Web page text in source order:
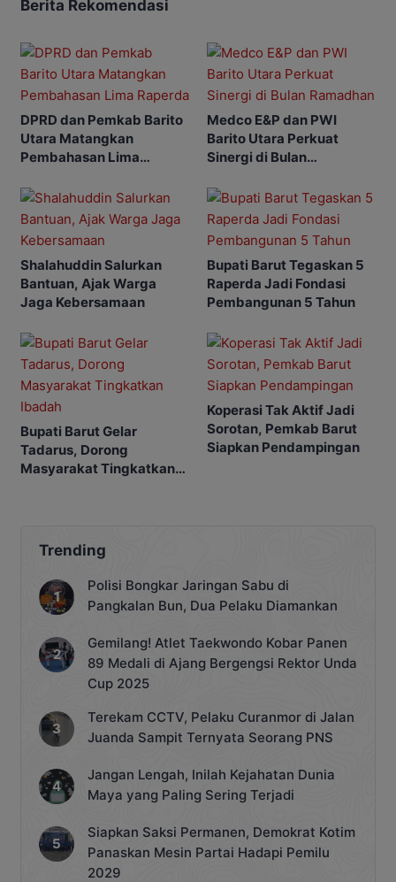
Berita Rekomendasi
DPRD dan Pemkab Barito
Utara Matangkan
Pembahasan Lima
Medco E&P dan PWI
Barito Utara Perkuat
Sinergi di Bulan
Shalahuddin Salurkan
Bantuan, Ajak Warga
Jaga Kebersamaan
Bupati Barut Tegaskan 5
Raperda Jadi Fondasi
Pembangunan 5 Tahun
Bupati Barut Gelar
Tadarus, Dorong
Masyarakat Tingkatkan
Koperasi Tak Aktif Jadi
Sorotan, Pemkab Barut
Siapkan Pendampingan
Trending
Polisi Bongkar Jaringan Sabu di
Pangkalan Bun, Dua Pelaku Diamankan
Gemilang! Atlet Taekwondo Kobar Panen
89 Medali di Ajang Bergengsi Rektor Unda
Cup 2025
Terekam CCTV, Pelaku Curanmor di Jalan
Juanda Sampit Ternyata Seorang PNS
Jangan Lengah, Inilah Kejahatan Dunia
Maya yang Paling Sering Terjadi
Siapkan Saksi Permanen, Demokrat Kotim
Panaskan Mesin Partai Hadapi Pemilu
2029